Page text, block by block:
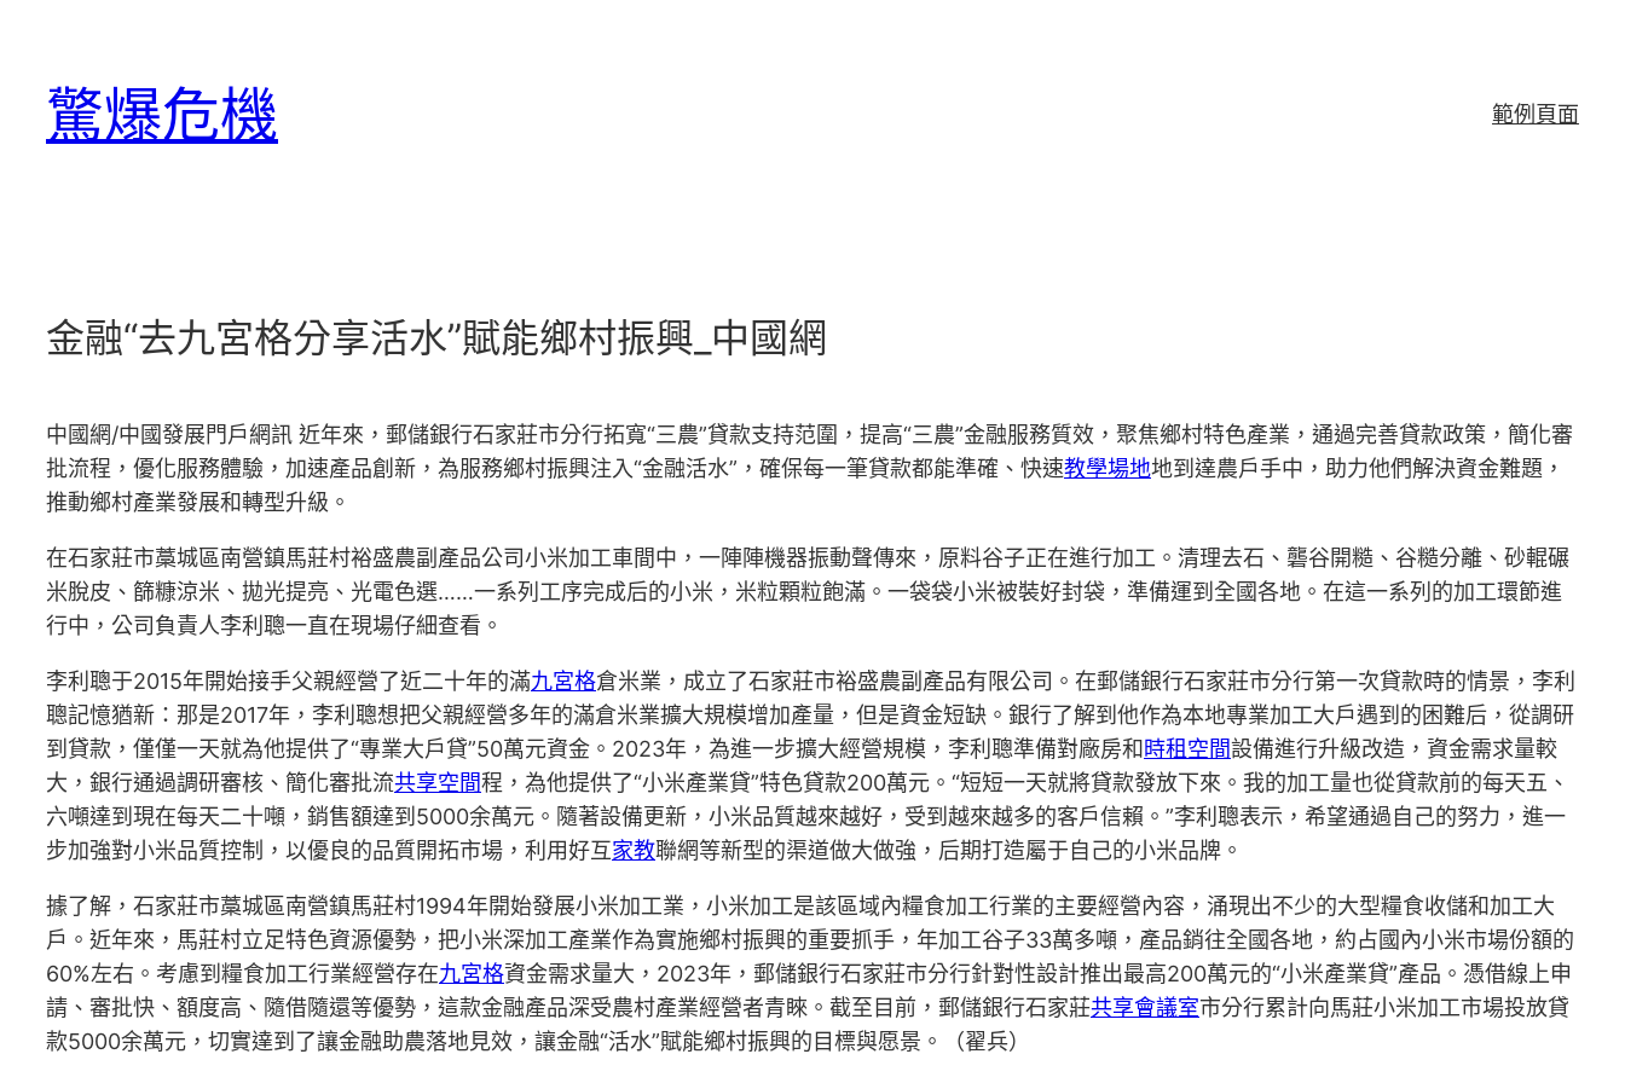
驚爆危機 範例頁面
金融“去九宮格分享活水”賦能鄉村振興_中國網
中國網/中國發展門戶網訊 近年來，郵儲銀行石家莊市分行拓寬“三農”貸款支持范圍，提高“三農”金融服務質效，聚焦鄉村特色產業，通過完善貸款政策，簡化審
批流程，優化服務體驗，加速產品創新，為服務鄉村振興注入“金融活水”，確保每一筆貸款都能準確、快速教學場地地到達農戶手中，助力他們解決資金難題，
推動鄉村產業發展和轉型升級。
在石家莊市藁城區南營鎮馬莊村裕盛農副產品公司小米加工車間中，一陣陣機器振動聲傳來，原料谷子正在進行加工。清理去石、礱谷開糙、谷糙分離、砂輥碾
米脫皮、篩糠涼米、拋光提亮、光電色選……一系列工序完成后的小米，米粒顆粒飽滿。一袋袋小米被裝好封袋，準備運到全國各地。在這一系列的加工環節進
行中，公司負責人李利聰一直在現場仔細查看。
李利聰于2015年開始接手父親經營了近二十年的滿九宮格倉米業，成立了石家莊市裕盛農副產品有限公司。在郵儲銀行石家莊市分行第一次貸款時的情景，李利
聰記憶猶新：那是2017年，李利聰想把父親經營多年的滿倉米業擴大規模增加產量，但是資金短缺。銀行了解到他作為本地專業加工大戶遇到的困難后，從調研
到貸款，僅僅一天就為他提供了“專業大戶貸”50萬元資金。2023年，為進一步擴大經營規模，李利聰準備對廠房和 時租空間設備進行升級改造，資金需求量較
大，銀行通過調研審核、簡化審批流共享空間程，為他提供了“小米產業貸”特色貸款200萬元。“短短一天就將貸款發放下來。我的加工量也從貸款前的每天五、
六噸達到現在每天二十噸，銷售額達到5000余萬元。隨著設備更新，小米品質越來越好，受到越來越多的客戶信賴。”李利聰表示，希望通過自己的努力，進一
步加強對小米品質控制，以優良的品質開拓市場，利用好互家教聯網等新型的渠道做大做強，后期打造屬于自己的小米品牌。
據了解，石家莊市藁城區南營鎮馬莊村1994年開始發展小米加工業，小米加工是該區域內糧食加工行業的主要經營內容，涌現出不少的大型糧食收儲和加工大
戶。近年來，馬莊村立足特色資源優勢，把小米深加工產業作為實施鄉村振興的重要抓手，年加工谷子33萬多噸，產品銷往全國各地，約占國內小米市場份額的
60%左右。考慮到糧食加工行業經營存在九宮格資金需求量大，2023年，郵儲銀行石家莊市分行針對性設計推出最高200萬元的“小米產業貸”產品。憑借線上申
請、審批快、額度高、隨借隨還等優勢，這款金融產品深受農村產業經營者青睞。截至目前，郵儲銀行石家莊共享會議室市分行累計向馬莊小米加工市場投放貸
款5000余萬元，切實達到了讓金融助農落地見效，讓金融“活水”賦能鄉村振興的目標與愿景。（翟兵）